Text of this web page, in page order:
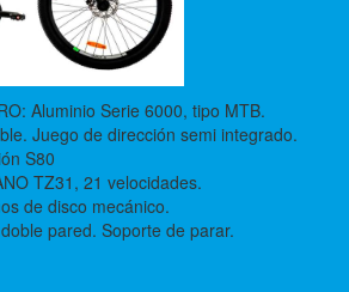
Aluminio Serie 6000, tipo MTB.
Juego de dirección semi integrado.
S80
TZ31, 21 velocidades.
de disco mecánico.
pared. Soporte de parar.